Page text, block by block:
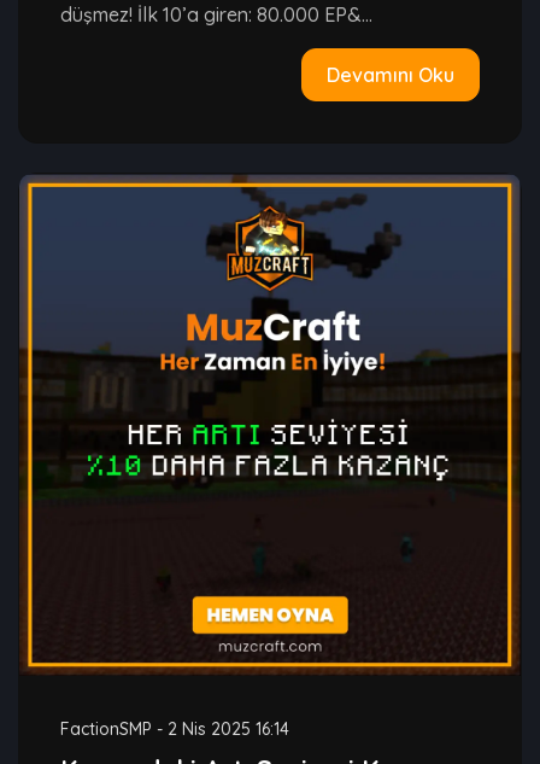
düşmez! İlk 10’a giren: 80.000 EP&...
Devamını Oku
FactionSMP - 2 Nis 2025 16:14